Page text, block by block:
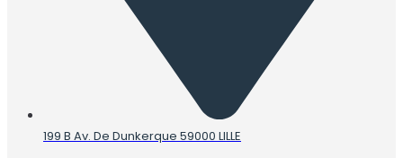
199 B Av. De Dunkerque 59000 LILLE